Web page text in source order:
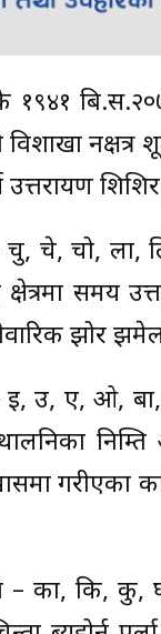
१९४१
विशाखा नक्षत्र
उत्तरायण
चु, चे, चो, ला,
क्षेत्रमा समय
झोर
इ, उ, ए, ओ,
थालनिका
गरीएका
– का, कि,